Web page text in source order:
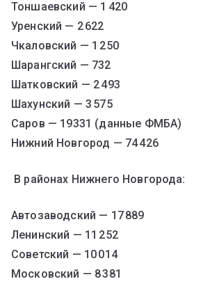
Тоншаевский — 1 420
Уренский — 2 622
Чкаловский — 1 250
Шарангский — 732
Шатковский — 2 493
Шахунский — 3 575
Саров — 19331 (данные ФМБА)
Нижний Новгород — 74 426
В районах Нижнего Новгорода:
Автозаводский — 17 889
Ленинский — 11 252
Советский — 10 014
Московский — 8 381